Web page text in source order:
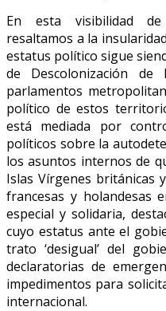
En esta visibilidad
resaltamos a la
estatus político sigue
de Descolonización
parlamentos
político de estos
está mediada por
políticos sobre la
los asuntos internos de
Islas Vírgenes británicas
francesas y holandesas
especial y solidaria,
cuyo estatus ante el
trato ‘desigual’ del
declaratorias de
impedimentos para
internacional.